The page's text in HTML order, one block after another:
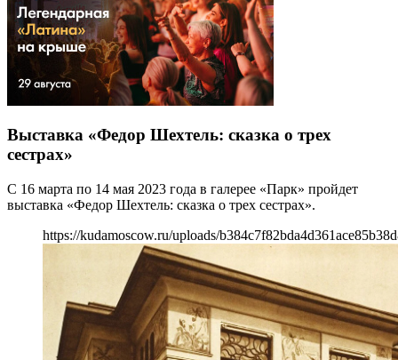
Выставка «Федор Шехтель: сказка о трех
сестрах»
С 16 марта по 14 мая 2023 года в галерее «Парк» пройдет
выставка «Федор Шехтель: сказка о трех сестрах».
https://kudamoscow.ru/uploads/